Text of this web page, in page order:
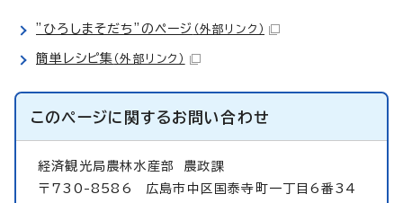
”ひろしまそだち”のページ （外部リンク）
簡単レシピ集 （外部リンク）
このページに関するお問い合わせ
経済観光局農林水産部 農政課
〒730-8586 広島市中区国泰寺町一丁目6番34